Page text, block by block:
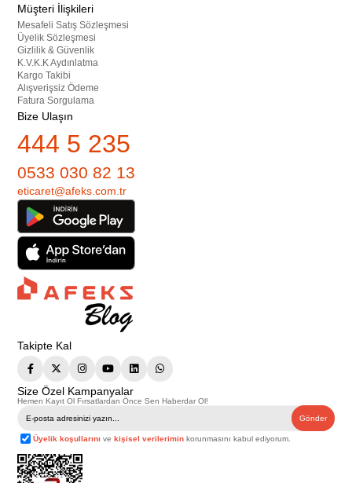
Müşteri İlişkileri
Mesafeli Satış Sözleşmesi
Üyelik Sözleşmesi
Gizlilik & Güvenlik
K.V.K.K Aydınlatma
Kargo Takibi
Alışverişsiz Ödeme
Fatura Sorgulama
Bize Ulaşın
444 5 235
0533 030 82 13
eticaret@afeks.com.tr
Takipte Kal
Size Özel Kampanyalar
Hemen Kayıt Ol Fırsatlardan Önce Sen Haberdar Ol!
Gönder
Üyelik koşullarını vekişisel verilerimin korunmasını kabul ediyorum.